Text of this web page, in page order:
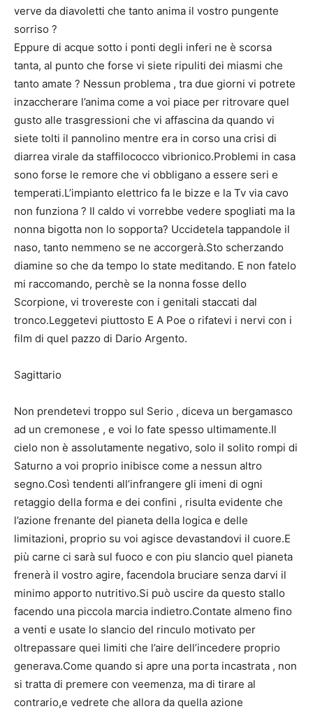
verve da diavoletti che tanto anima il vostro pungente
sorriso ?
Eppure di acque sotto i ponti degli inferi ne è scorsa
tanta, al punto che forse vi siete ripuliti dei miasmi che
tanto amate ? Nessun problema , tra due giorni vi potrete
inzaccherare l’anima come a voi piace per ritrovare quel
gusto alle trasgressioni che vi affascina da quando vi
siete tolti il pannolino mentre era in corso una crisi di
diarrea virale da staffilococco vibrionico.Problemi in casa
sono forse le remore che vi obbligano a essere seri e
temperati.L’impianto elettrico fa le bizze e la Tv via cavo
non funziona ? Il caldo vi vorrebbe vedere spogliati ma la
nonna bigotta non lo sopporta? Uccidetela tappandole il
naso, tanto nemmeno se ne accorgerà.Sto scherzando
diamine so che da tempo lo state meditando. E non fatelo
mi raccomando, perchè se la nonna fosse dello
Scorpione, vi trovereste con i genitali staccati dal
tronco.Leggetevi piuttosto E A Poe o rifatevi i nervi con i
film di quel pazzo di Dario Argento.
Sagittario
Non prendetevi troppo sul Serio , diceva un bergamasco
ad un cremonese , e voi lo fate spesso ultimamente.Il
cielo non è assolutamente negativo, solo il solito rompi di
Saturno a voi proprio inibisce come a nessun altro
segno.Così tendenti all’infrangere gli imeni di ogni
retaggio della forma e dei confini , risulta evidente che
l’azione frenante del pianeta della logica e delle
limitazioni, proprio su voi agisce devastandovi il cuore.E
più carne ci sarà sul fuoco e con piu slancio quel pianeta
frenerà il vostro agire, facendola bruciare senza darvi il
minimo apporto nutritivo.Si può uscire da questo stallo
facendo una piccola marcia indietro.Contate almeno fino
a venti e usate lo slancio del rinculo motivato per
oltrepassare quei limiti che l’aire dell’incedere proprio
generava.Come quando si apre una porta incastrata , non
si tratta di premere con veemenza, ma di tirare al
contrario,e vedrete che allora da quella azione